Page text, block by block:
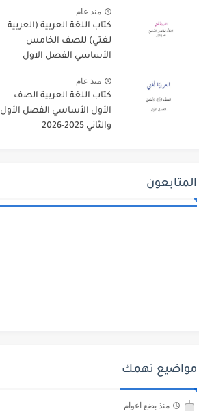
منذ عام
كتاب اللغة العربية (العربية
لغتي) للصف الخامس
الأساسي الفصل الاول
منذ عام
كتاب اللغة العربية الصف
الأول الأساسي الفصل الأول
والثاني 2025-2026
المتابعون
مواضيع تهمك
منذ بضع اعوام